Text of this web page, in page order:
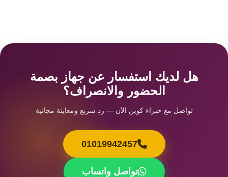
هل لديك استفسار عن جهاز بصمة
الحضور والانصراف؟
تواصل مع خبراء كوين الآن — رد سريع ومعاينة مجانية
01019942457
تواصل واتساب